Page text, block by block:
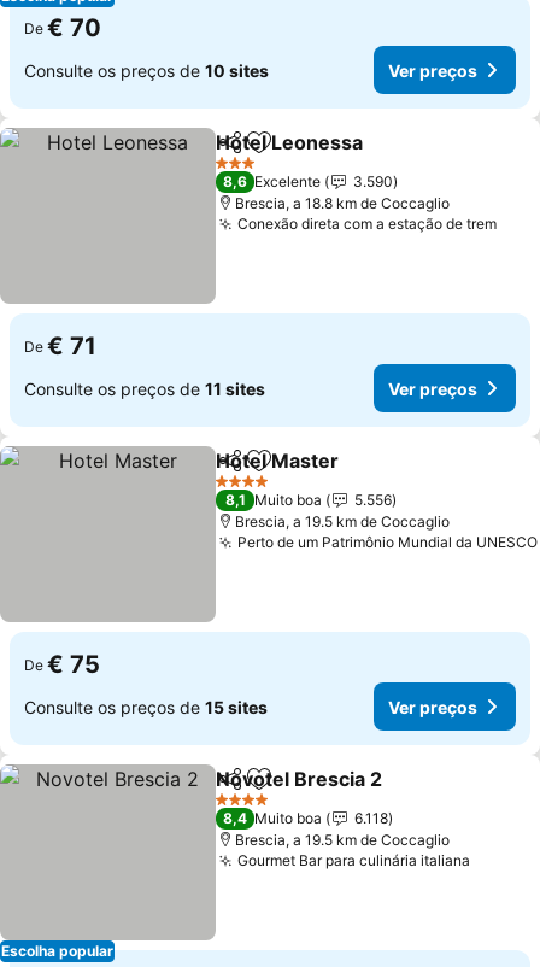
De € 70
Consulte os preços de 10 sites Ver preços
PartilharAdicionar aos favoritos
Hotel Leonessa
3 Estrelas
8,6 Excelente
3.590
Brescia, a 18.8 km de Coccaglio
Conexão direta com a estação de trem
De € 71
Consulte os preços de 11 sites Ver preços
PartilharAdicionar aos favoritos
Hotel Master
4 Estrelas
8,1 Muito boa
5.556
Brescia, a 19.5 km de Coccaglio
Perto de um Patrimônio Mundial da UNESCO
De € 75
Consulte os preços de 15 sites Ver preços
Escolha popular
PartilharAdicionar aos favoritos
Novotel Brescia 2
4 Estrelas
8,4 Muito boa
6.118
Brescia, a 19.5 km de Coccaglio
Gourmet Bar para culinária italiana